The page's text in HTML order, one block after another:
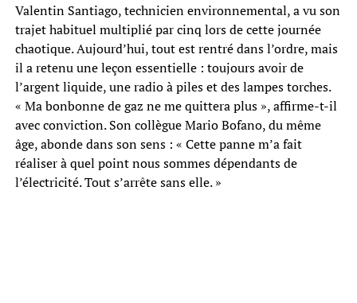
Valentin Santiago, technicien environnemental, a vu son
trajet habituel multiplié par cinq lors de cette journée
chaotique. Aujourd’hui, tout est rentré dans l’ordre, mais
il a retenu une leçon essentielle : toujours avoir de
l’argent liquide, une radio à piles et des lampes torches.
« Ma bonbonne de gaz ne me quittera plus », affirme-t-il
avec conviction. Son collègue Mario Bofano, du même
âge, abonde dans son sens : « Cette panne m’a fait
réaliser à quel point nous sommes dépendants de
l’électricité. Tout s’arrête sans elle. »